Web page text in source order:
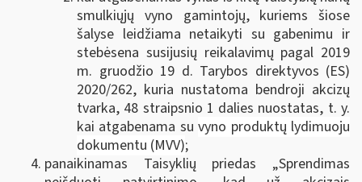
smulkiųjų vyno gamintojų, kuriems šiose
šalyse leidžiama netaikyti su gabenimu ir
stebėsena susijusių reikalavimų pagal 2019
m. gruodžio 19 d. Tarybos direktyvos (ES)
2020/262, kuria nustatoma bendroji akcizų
tvarka, 48 straipsnio 1 dalies nuostatas, t. y.
kai atgabenama suvyno produktų lydimuoju
dokumentu (MVV);
panaikinamas Taisyklių priedas „Sprendimas